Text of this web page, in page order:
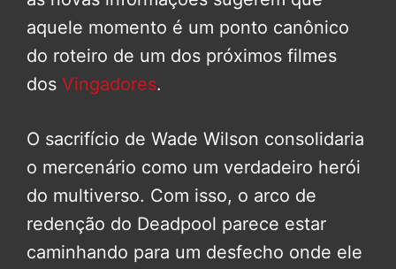
aquele momento é um ponto canônico
do roteiro de um dos próximos filmes
dos Vingadores.
O sacrifício de Wade Wilson consolidaria
o mercenário como um verdadeiro herói
do multiverso. Com isso, o arco de
redenção do Deadpool parece estar
caminhando para um desfecho onde ele